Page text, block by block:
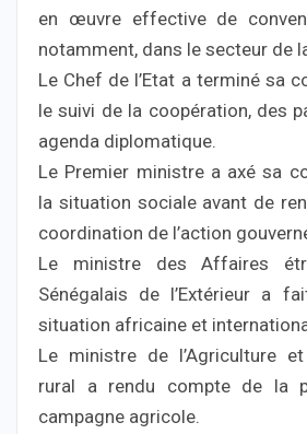
en œuvre effective de
notamment, dans le secteur de
Le Chef de l’Etat a terminé sa
le suivi de la coopération, des
agenda diplomatique.
Le Premier ministre a axé sa
la situation sociale avant de
coordination de l’action
Le ministre des Affaires
Sénégalais de l’Extérieur a
situation africaine et
Le ministre de l’Agriculture et
rural a rendu compte de la
campagne agricole.